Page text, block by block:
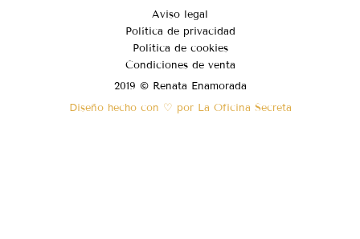
Aviso legal
Política de privacidad
Política de cookies
Condiciones de venta
2019 © Renata Enamorada
Diseño hecho con ♡ por La Oficina Secreta